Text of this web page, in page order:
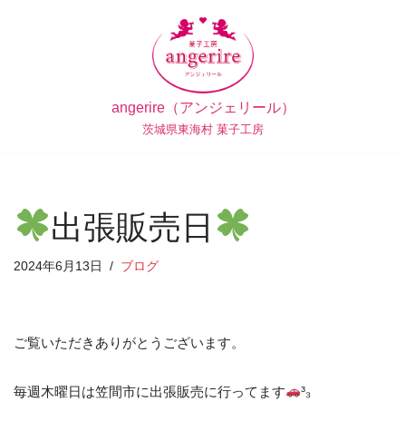
ッ
angerire（アンジェリール）
茨城県東海村 菓子工房
出張販売日
2024年6月13日 ブログ
ご覧いただきありがとうございます。
毎週木曜日は笠間市に出張販売に行ってます ³₃